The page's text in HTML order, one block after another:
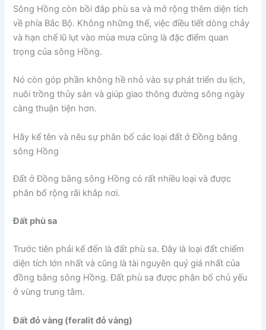
Sông Hồng còn bồi đắp phù sa và mở rộng thêm diện tích
về phía Bắc Bộ. Không những thế, việc điều tiết dòng chảy
và hạn chế lũ lụt vào mùa mưa cũng là đặc điểm quan
trọng của sông Hồng.
Nó còn góp phần không hề nhỏ vào sự phát triển du lịch,
nuôi trồng thủy sản và giúp giao thông đường sông ngày
càng thuận tiện hơn.
Hãy kể tên và nêu sự phân bố các loại đất ở Đồng bằng
sông Hồng
Đất ở Đồng bằng sông Hồng có rất nhiều loại và được
phân bố rộng rãi khắp nơi.
Đất phù sa
Trước tiên phải kể đến là đất phù sa. Đây là loại đất chiếm
diện tích lớn nhất và cũng là tài nguyên quý giá nhất của
đồng bằng sông Hồng. Đất phù sa được phân bố chủ yếu
ở vùng trung tâm.
Đất đỏ vàng (feralit đỏ vàng)